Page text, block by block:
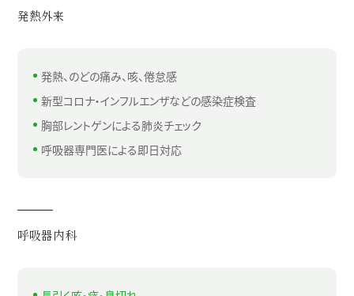
発熱外来
発熱、のどの痛み、咳、倦怠感
新型コロナ・インフルエンザなどの感染症検査
胸部レントゲンによる肺炎チェック
呼吸器専門医による即日対応
呼吸器内科